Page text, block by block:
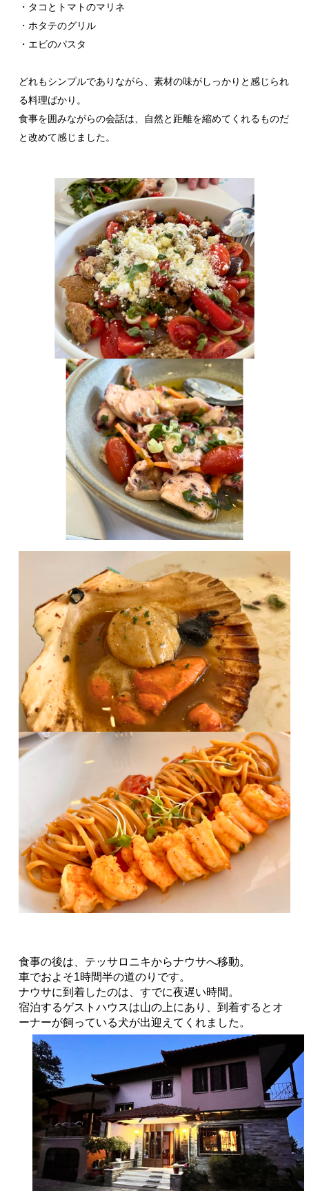
・タコとトマトのマリネ
・ホタテのグリル
・エビのパスタ
どれもシンプルでありながら、素材の味がしっかりと感じられ
る料理ばかり。
食事を囲みながらの会話は、自然と距離を縮めてくれるものだ
と改めて感じました。
食事の後は、テッサロニキからナウサへ移動。
車でおよそ1時間半の道のりです。
ナウサに到着したのは、すでに夜遅い時間。
宿泊するゲストハウスは山の上にあり、到着するとオ
ーナーが飼っている犬が出迎えてくれました。